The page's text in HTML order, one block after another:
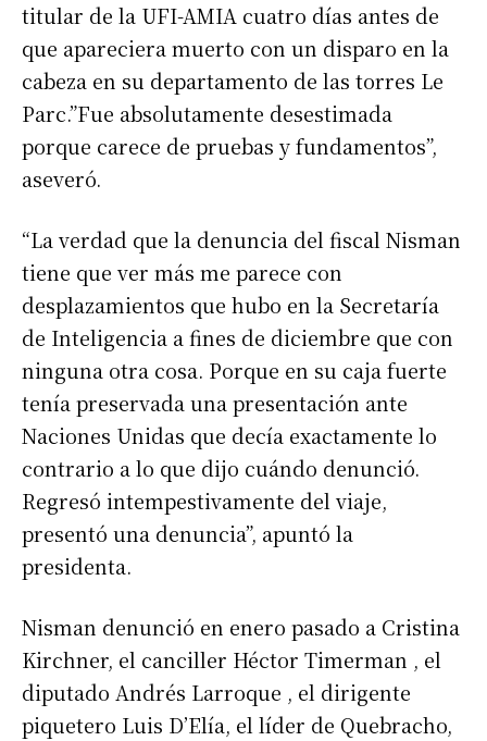
titular de la UFI-AMIA cuatro días antes de
que apareciera muerto con un disparo en la
cabeza en su departamento de las torres Le
Parc.”Fue absolutamente desestimada
porque carece de pruebas y fundamentos”,
aseveró.
“La verdad que la denuncia del fiscal Nisman
tiene que ver más me parece con
desplazamientos que hubo en la Secretaría
de Inteligencia a fines de diciembre que con
ninguna otra cosa. Porque en su caja fuerte
tenía preservada una presentación ante
Naciones Unidas que decía exactamente lo
contrario a lo que dijo cuándo denunció.
Regresó intempestivamente del viaje,
presentó una denuncia”, apuntó la
presidenta.
Nisman denunció en enero pasado a Cristina
Kirchner, el canciller Héctor Timerman , el
diputado Andrés Larroque , el dirigente
piquetero Luis D’Elía, el líder de Quebracho,